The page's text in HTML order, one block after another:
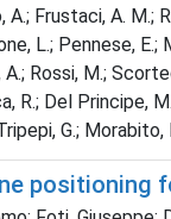
Frustaci, A.
L.; Pennese, E.;
A.; Rossi, M.;
R.; Del Principe,
G.;
positioning